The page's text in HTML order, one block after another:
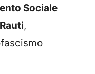
Sociale
,